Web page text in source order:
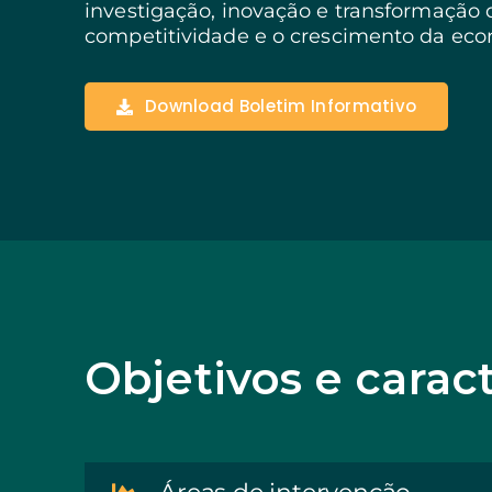
Negócios
Algarve
investigação, inovação e transformação
competitividade e o crescimento da
Download Boletim Informativo
Objetivos e